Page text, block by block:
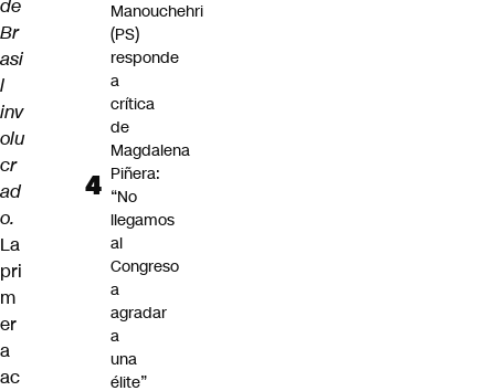
de
Br
asi
l
inv
olu
cr
ad
o.
La
pri
m
er
a
ac
Manouchehri
(PS)
responde
a
crítica
de
Magdalena
Piñera:
“No
llegamos
al
Congreso
a
agradar
a
una
élite”